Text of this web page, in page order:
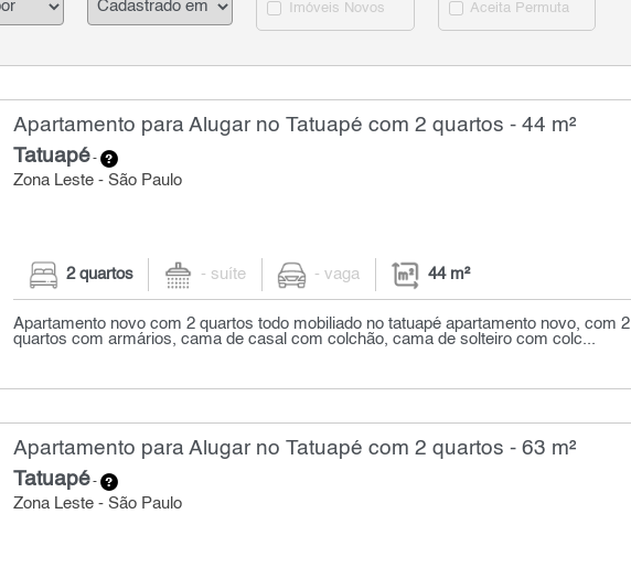
Imóveis Novos Aceita Permuta
Apartamento para Alugar no Tatuapé com 2 quartos - 44 m²
Tatuapé-
Zona Leste - São Paulo
2 quartos - suíte - vaga 44 m²
Apartamento novo com 2 quartos todo mobiliado no tatuapé apartamento novo, com 2
quartos com armários, cama de casal com colchão, cama de solteiro com colc...
Apartamento para Alugar no Tatuapé com 2 quartos - 63 m²
Tatuapé-
Zona Leste - São Paulo